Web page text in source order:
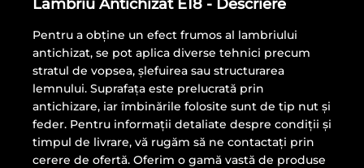
Lambriu Antichizat E18 - Descriere
Pentru a obține un efect frumos al lambriului
antichizat, se pot aplica diverse tehnici precum
stratul de vopsea, șlefuirea sau structurarea
lemnului. Suprafața este prelucrată prin
antichizare, iar îmbinările folosite sunt de tip nut și
feder. Pentru informații detaliate despre condiții și
timpul de livrare, vă rugăm să ne contactați prin
cerere de ofertă. Oferim o gamă vastă de produse